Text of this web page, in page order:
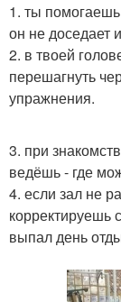
1. ты помогаешь
он не доседает
2. в твоей
перешагнуть
упражнения.
3. при
ведёшь - где
4. если зал не
корректируешь
выпал день